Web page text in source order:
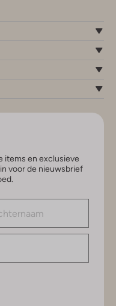
items en exclusieve
voor de nieuwsbrief